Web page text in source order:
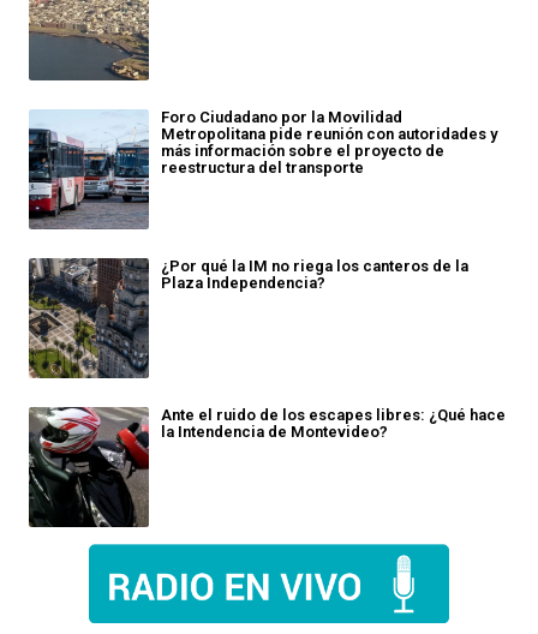
Foro Ciudadano por la Movilidad
Metropolitana pide reunión con autoridades y
más información sobre el proyecto de
reestructura del transporte
¿Por qué la IM no riega los canteros de la
Plaza Independencia?
Ante el ruido de los escapes libres: ¿Qué hace
la Intendencia de Montevideo?